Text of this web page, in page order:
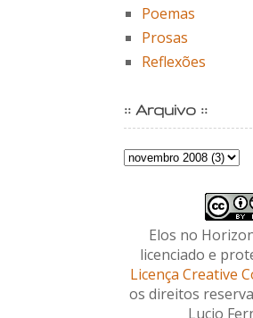
Poemas
Prosas
Reflexões
:: Arquivo ::
Elos no
licenciado e
Licença Creative
os direitos
Lucio